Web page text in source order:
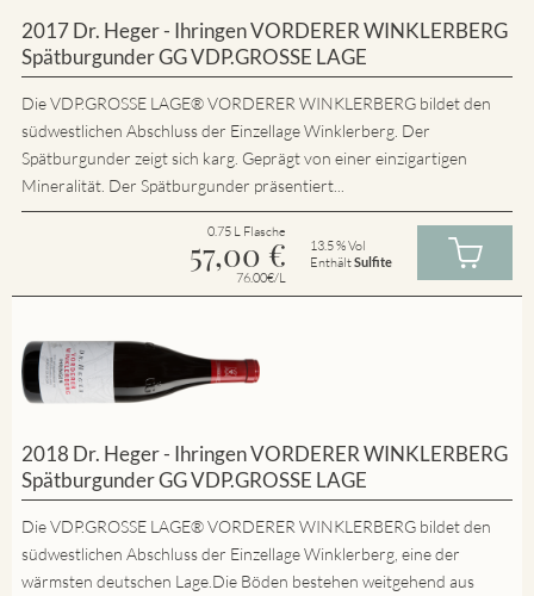
2017 Dr. Heger - Ihringen VORDERER WINKLERBERG
Spätburgunder GG VDP.GROSSE LAGE
Die VDP.GROSSE LAGE® VORDERER WINKLERBERG bildet den
südwestlichen Abschluss der Einzellage Winklerberg. Der
Spätburgunder zeigt sich karg. Geprägt von einer einzigartigen
Mineralität. Der Spätburgunder präsentiert...
0.75 L Flasche
57,00 €
76.00€/L
13.5 % Vol
EnthältSulfite
2018 Dr. Heger - Ihringen VORDERER WINKLERBERG
Spätburgunder GG VDP.GROSSE LAGE
Die VDP.GROSSE LAGE® VORDERER WINKLERBERG bildet den
südwestlichen Abschluss der Einzellage Winklerberg, eine der
wärmsten deutschen Lage.Die Böden bestehen weitgehend aus